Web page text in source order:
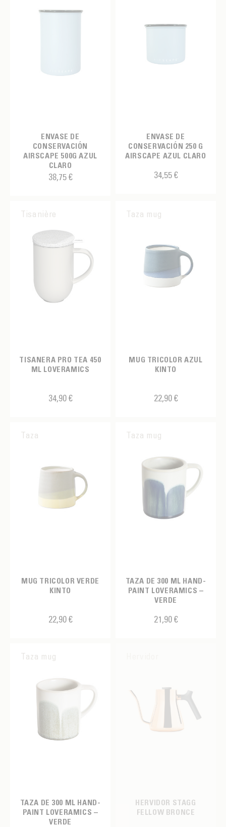
ENVASE DE
CONSERVACIÓN
AIRSCAPE 500G AZUL
CLARO
38,75 €
ENVASE DE
CONSERVACIÓN 250 G
AIRSCAPE AZUL CLARO
34,55 €
Tisanière
TISANERA PRO TEA 450
ML LOVERAMICS
34,90 €
Taza mug
MUG TRICOLOR AZUL
KINTO
22,90 €
Taza
MUG TRICOLOR VERDE
KINTO
22,90 €
Taza mug
TAZA DE 300 ML HAND-
PAINT LOVERAMICS –
VERDE
21,90 €
Taza mug
TAZA DE 300 ML HAND-
PAINT LOVERAMICS –
VERDE
HERVIDOR STAGG
FELLOW BRONCE